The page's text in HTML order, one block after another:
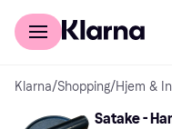
For kunder
Klarna/Shopping/Hjem &
Satake -